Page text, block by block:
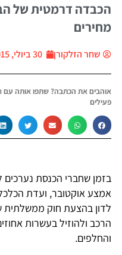
הכבדה דרמטית של
מחירים
שחר הזלקורן 30 ביולי, 2015
אוהבים את הכתבה? שתפו אותה עם
פעילים
בזמן שחברי הכנסת
לדון בהצעת חוק
הרכב ולהוזיל בעשרות
והחלפים.